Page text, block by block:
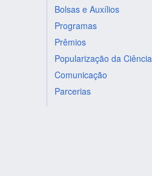
Bolsas e Auxílios
Programas
Prêmios
Popularização da Ciência
Comunicação
Parcerias